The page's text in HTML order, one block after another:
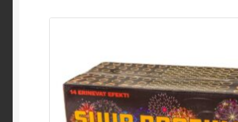
Kataloog 2011
Kataloog 2011/2012